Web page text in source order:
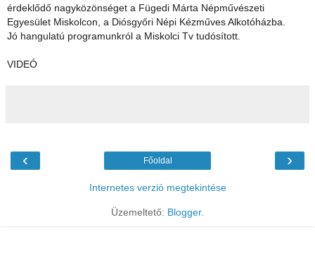
érdeklődő nagyközönséget a Fügedi Márta Népművészeti
Egyesület Miskolcon, a Diósgyőri Népi Kézműves Alkotóházba.
Jó hangulatú programunkról a Miskolci Tv tudósított.
VIDEÓ
‹ ›
Főoldal
Internetes verzió megtekintése
Üzemeltető: Blogger.